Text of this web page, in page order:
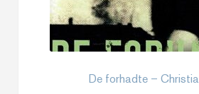
De forhadte –